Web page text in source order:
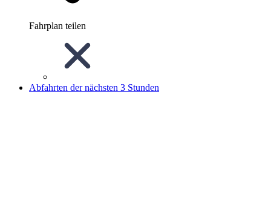
Fahrplan teilen
Abfahrten der nächsten 3 Stunden